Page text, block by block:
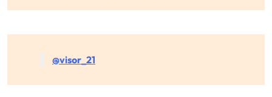
@visor_21